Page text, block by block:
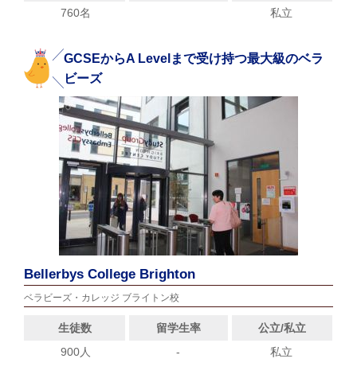
760名
私立
GCSEからA Levelまで受け持つ最大級のベラ
ビーズ
Bellerbys College Brighton
ベラビーズ・カレッジ ブライトン校
生徒数 留学生率
公立/私立
900人
- 私立